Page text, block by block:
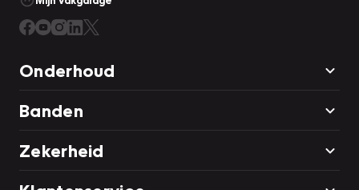
Onderhoud
Banden
Zekerheid